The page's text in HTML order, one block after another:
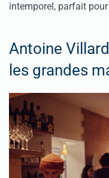
intemporel, parfait
Antoine
les grandes